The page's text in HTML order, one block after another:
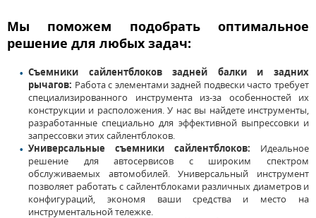
Мы поможем подобрать оптимальное
решение для любых задач:
Съемники сайлентблоков задней балки и задних
рычагов: Работа с элементами задней подвески часто требует
специализированного инструмента из-за особенностей их
конструкции и расположения. У нас вы найдете инструменты,
разработанные специально для эффективной выпрессовки и
запрессовки этих сайлентблоков.
Универсальные съемники сайлентблоков: Идеальное
решение для автосервисов с широким спектром
обслуживаемых автомобилей. Универсальный инструмент
позволяет работать с сайлентблокамиразличных диаметров и
конфигураций, экономя ваши средства и место на
инструментальной тележке.